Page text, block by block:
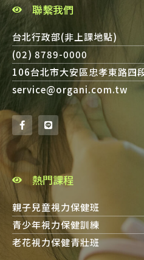
聯繫我們
台北行政部(非上課地點)
(02) 8789-0000
106台北市大安區忠孝東路四
service@organi.com.tw
熱門課程
親子兒童視力保健班
青少年視力保健訓練
老花視力保健青壯班